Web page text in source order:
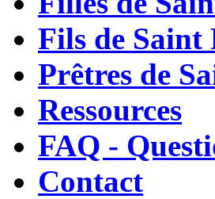
Fils de Saint
Prêtres de
Ressources
FAQ -
Contact